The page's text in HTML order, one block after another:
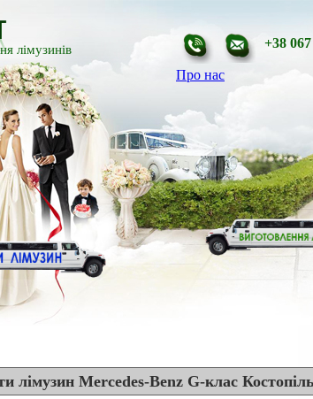
лімузинів
Про нас
+38
лімузин Mercedes-Benz G-клас Костопіль